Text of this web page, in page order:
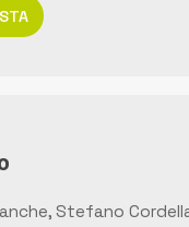
, Stefano